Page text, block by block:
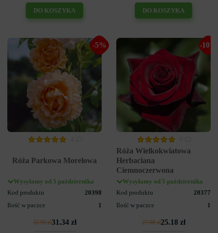
DO KOSZYKA DO KOSZYKA
-5%
Róża Parkowa Morelowa
Wysyłamy od 5 października
Kod produktu
20398
Ilość w paczce
1
32.99 zł31.34 zł
-10%
Róża Wielkokwiatowa
Herbaciana
Ciemnoczerwona
Wysyłamy od 5 października
Kod produktu
20377
Ilość w paczce
1
27.98 zł25.18 zł